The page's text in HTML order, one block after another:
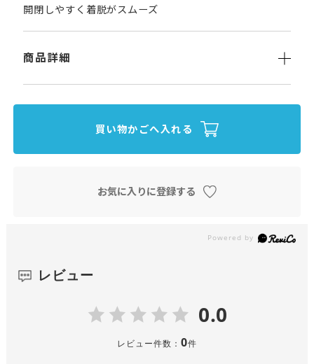
開閉しやすく着脱がスムーズ
商品詳細
買い物かごへ入れる
お気に入りに登録する
レビュー
0.0
レビュー件数： 0件